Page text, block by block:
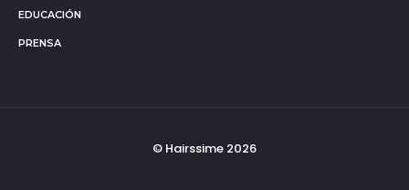
EDUCACIÓN
PRENSA
© Hairssime 2026